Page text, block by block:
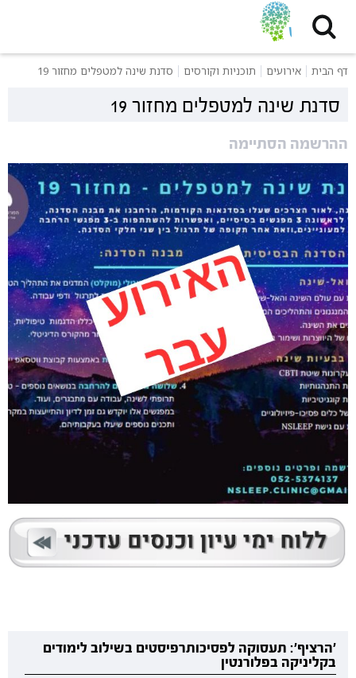
דף הבית אירועים תוכניות וקורסים סדנת שינה למטפלים מחזור 19
סדנת שינה למטפלים מחזור 19
ההרשמה הסתיימה
'הרציף': תעסוקה לפסיכותרפיסטים בשילוב לימודים
בקליניקה בפלורנטין